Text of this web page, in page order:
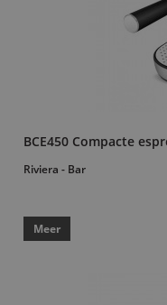
BCE450 Compacte
Riviera - Bar
Meer